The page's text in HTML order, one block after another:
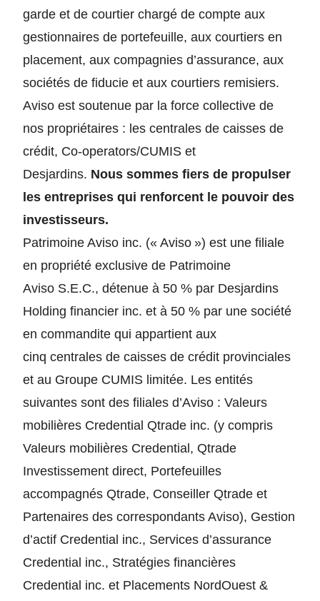
garde et de courtier chargé de compte aux
gestionnaires de portefeuille, aux courtiers en
placement, aux compagnies d’assurance, aux
sociétés de fiducie et aux courtiers remisiers.
Aviso est soutenue par la force collective de
nos propriétaires : les centrales de caisses de
crédit, Co-operators/CUMIS et
Desjardins. Nous sommes fiers de propulser
les entreprises qui renforcent le pouvoir des
investisseurs.
Patrimoine Aviso inc. (« Aviso ») est une filiale
en propriété exclusive de Patrimoine
Aviso S.E.C., détenue à 50 % par Desjardins
Holding financier inc. et à 50 % par une société
en commandite qui appartient aux
cinq centrales de caisses de crédit provinciales
et au Groupe CUMIS limitée. Les entités
suivantes sont des filiales d’Aviso : Valeurs
mobilières Credential Qtrade inc. (y compris
Valeurs mobilières Credential, Qtrade
Investissement direct, Portefeuilles
accompagnés Qtrade, Conseiller Qtrade et
Partenaires des correspondants Aviso), Gestion
d’actif Credential inc., Services d’assurance
Credential inc., Stratégies financières
Credential inc. et Placements NordOuest &